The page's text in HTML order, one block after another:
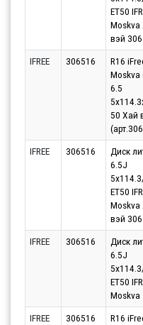
ET50
Moskva
вэй
IFREE 306516
R16
Moskva
6.5
50 Хай
IFREE 306516
Диск
6.5J
ET50
Moskva
вэй
IFREE 306516
Диск
6.5J
ET50
Moskva
IFREE 306516
R16